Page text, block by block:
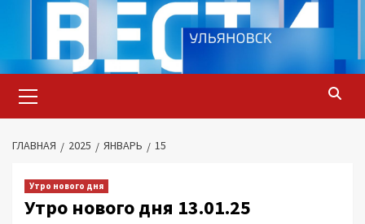
содержимому
меню
ГЛАВНАЯ 2025 ЯНВАРЬ 15
Утро нового дня
Утро нового дня 13.01.25